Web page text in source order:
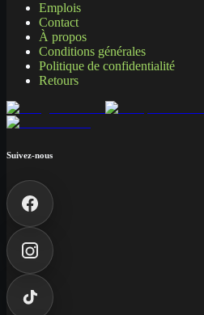
Emplois
Contact
À propos
Conditions générales
Politique de confidentialité
Retours
Suivez-nous